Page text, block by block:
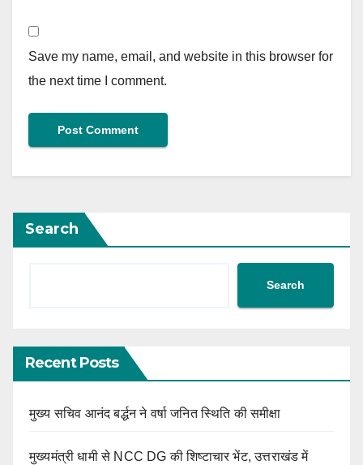
Save my name, email, and website in this browser for
the next time I comment.
Search
Search
Recent Posts
मुख्य सचिव आनंद बर्द्धन ने वर्षा जनित स्थिति की समीक्षा
मुख्यमंत्री धामी से NCC DG की शिष्टाचार भेंट, उत्तराखंड में